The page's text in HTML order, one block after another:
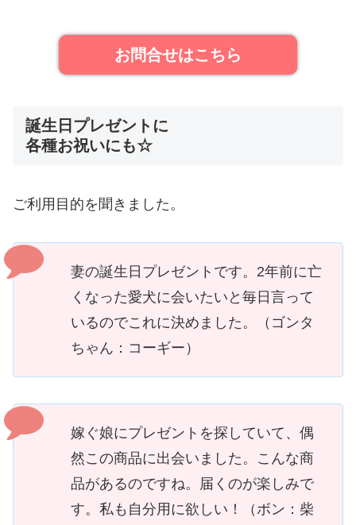
お問合せはこちら
誕生日プレゼントに
各種お祝いにも☆
ご利用目的を聞きました。
妻の誕生日プレゼントです。2年前に亡
くなった愛犬に会いたいと毎日言って
いるのでこれに決めました。（ゴンタ
ちゃん：コーギー）
嫁ぐ娘にプレゼントを探していて、偶
然この商品に出会いました。こんな商
品があるのですね。届くのが楽しみで
す。私も自分用に欲しい！（ボン：柴